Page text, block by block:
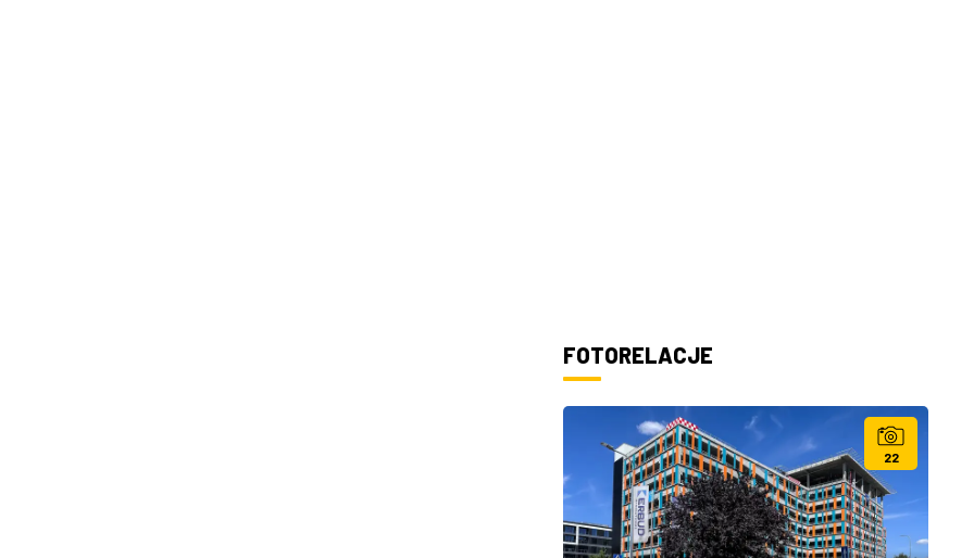
FOTORELACJE
22